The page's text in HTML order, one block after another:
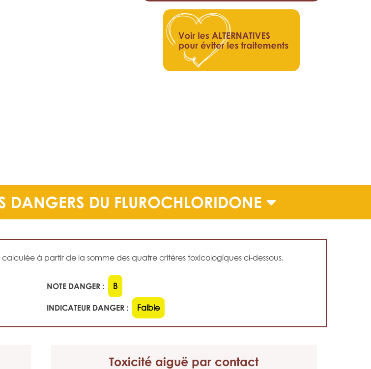
DANGERS DU FLUROCHLORIDONE
calculée à partir de la somme des quatre critères toxicologiques ci-dessous.
NOTE DANGER : B
INDICATEUR DANGER : Faible
Toxicité aiguë par contact